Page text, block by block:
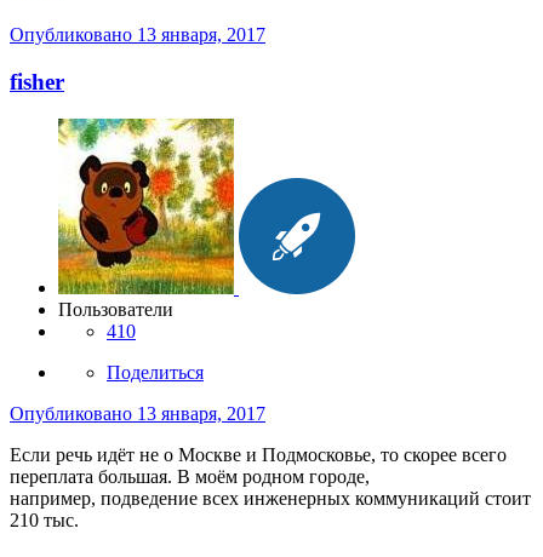
Опубликовано 13 января, 2017
fisher
Пользователи
410
Поделиться
Опубликовано 13 января, 2017
Если речь идёт не о Москве и Подмосковье, то скорее всего
переплата большая. В моём родном городе,
например, подведение всех инженерных коммуникаций стоит
210 тыс.